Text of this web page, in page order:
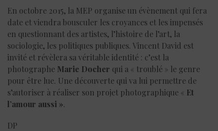
En octobre 2015, la MEP organise un évènement qui fera
date et viendra bousculer les croyances et les impensés
en questionnant des artistes, l’histoire de l’art, la
sociologie, les politiques publiques. Vincent David est
invité et révèlera sa véritable identité : c’est la
photographe Marie Docher qui a « troublé » le genre
pour être lue. Une découverte qui va lui permettre de
s’autoriser à réaliser son projet photographique « Et
l’amour aussi ».
DP